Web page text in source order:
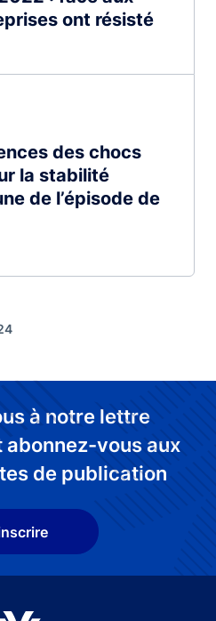
ont résisté
des chocs
la stabilité
de l’épisode de
à notre lettre
vous aux
de publication